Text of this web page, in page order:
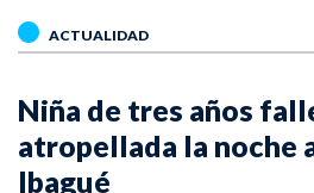
ACTUALIDAD
Niña de tres años
atropellada la noche
Ibagué